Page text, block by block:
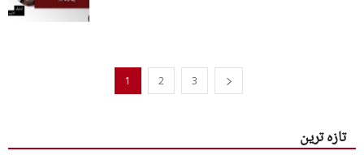
1 2 3
تازہ ترین